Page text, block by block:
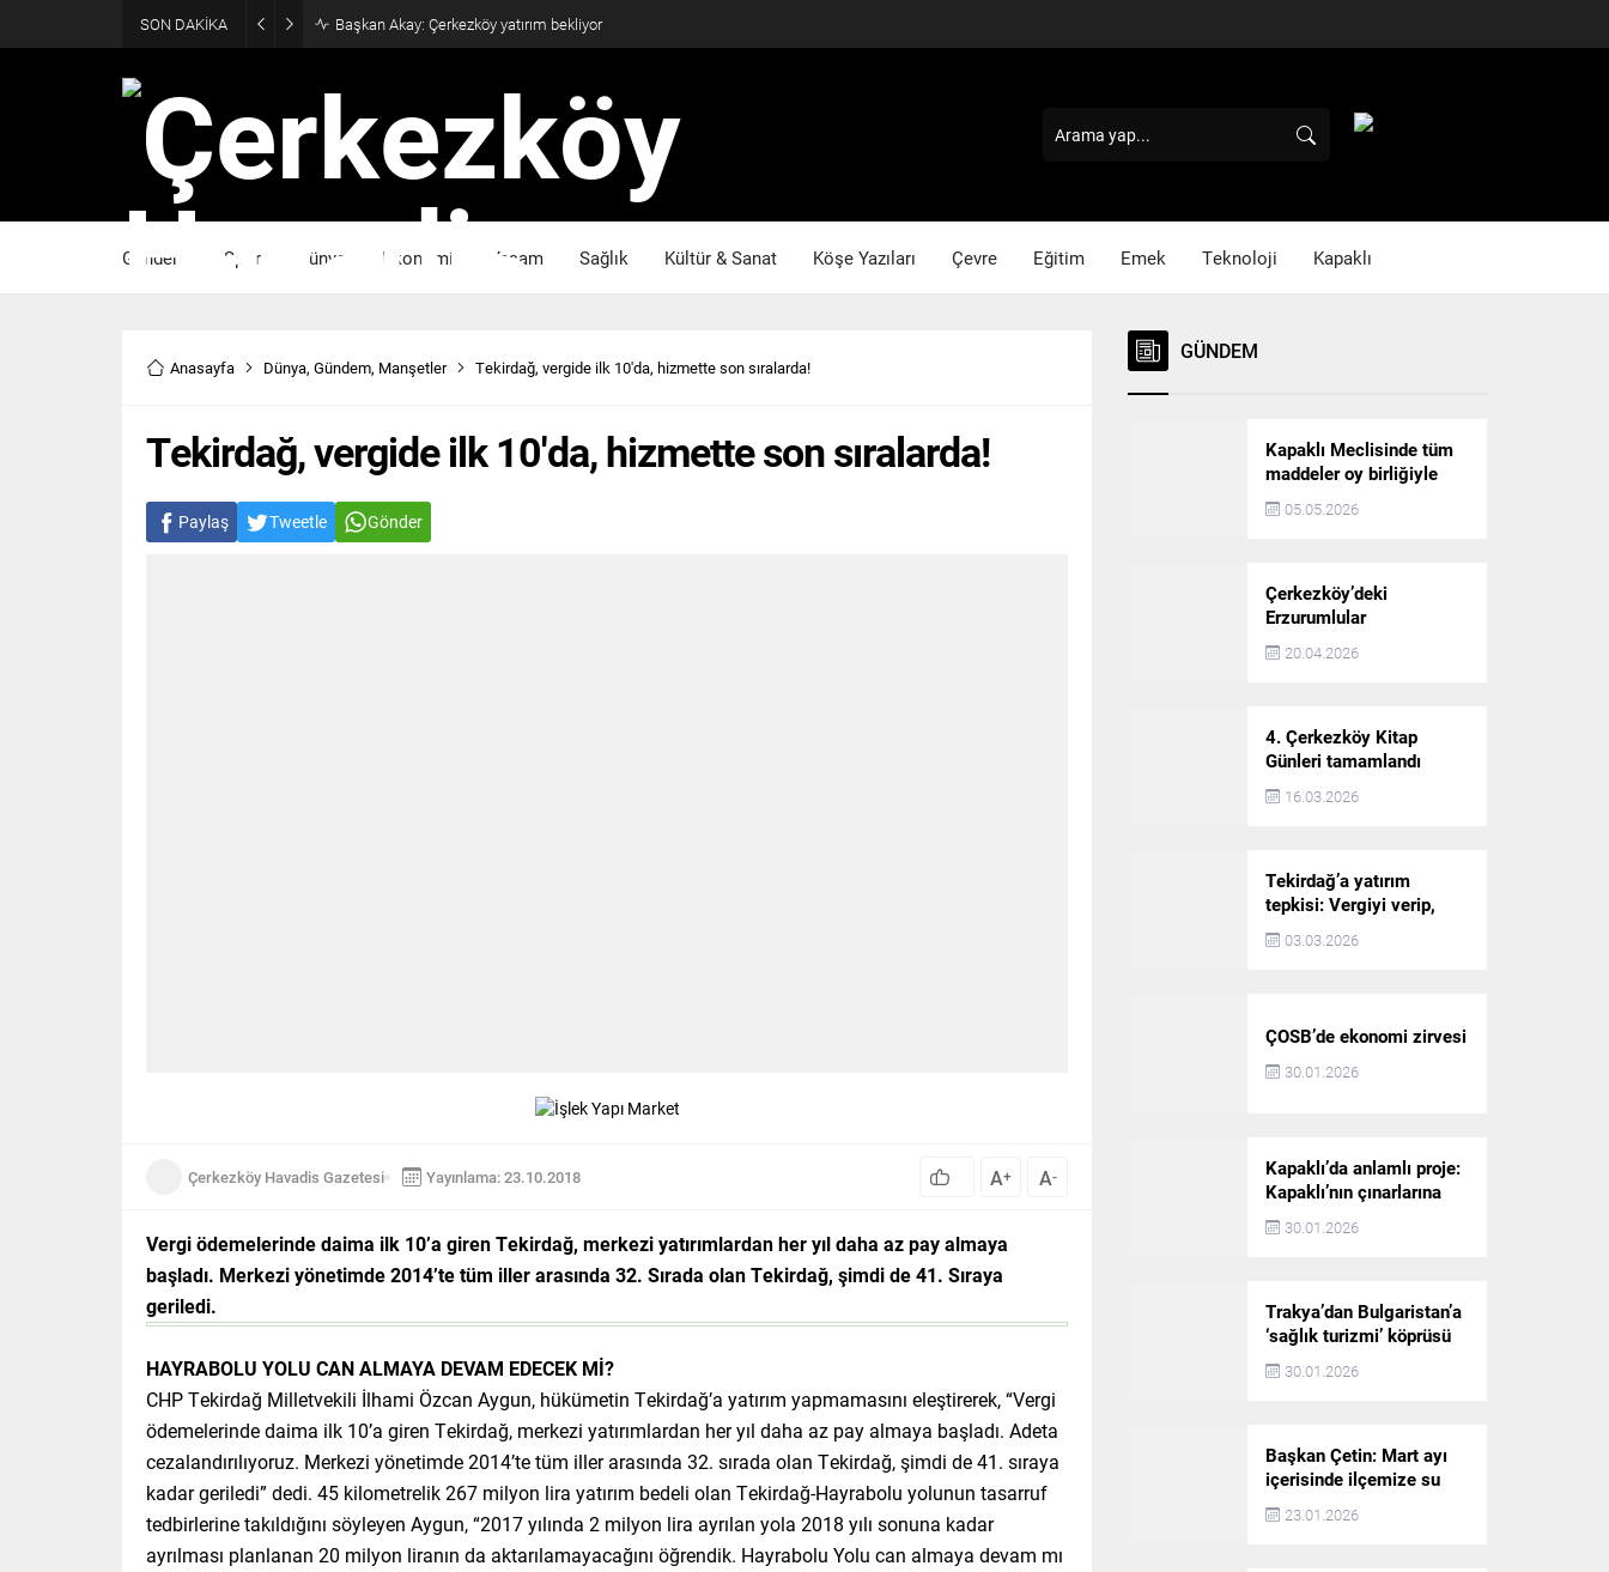
SON DAKİKA Başkan Akay: Çerkezköy yatırım bekliyor
Gündem Spor Dünya Ekonomi Yaşam Sağlık Kültür & Sanat Köşe Yazıları Çevre Eğitim Emek Teknoloji Kapaklı
Anasayfa Dünya, Gündem, Manşetler Tekirdağ, vergide ilk 10'da, hizmette son sıralarda!
Tekirdağ, vergide ilk 10'da, hizmette son sıralarda!
Paylaş Tweetle Gönder
Çerkezköy Havadis Gazetesi Yayınlama: 23.10.2018 A+ A-
Vergi ödemelerinde daima ilk 10’a giren Tekirdağ, merkezi yatırımlardan her yıl daha az pay almaya
başladı. Merkezi yönetimde 2014’te tüm iller arasında 32. Sırada olan Tekirdağ, şimdi de 41. Sıraya
geriledi.
HAYRABOLU YOLU CAN ALMAYA DEVAM EDECEK Mİ?
CHP Tekirdağ Milletvekili İlhami Özcan Aygun, hükümetin Tekirdağ’a yatırım yapmamasını eleştirerek, “Vergi
ödemelerinde daima ilk 10’a giren Tekirdağ, merkezi yatırımlardan her yıl daha az pay almaya başladı. Adeta
cezalandırılıyoruz. Merkezi yönetimde 2014’te tüm iller arasında 32. sırada olan Tekirdağ, şimdi de 41. sıraya
kadar geriledi” dedi. 45 kilometrelik 267 milyon lira yatırım bedeli olan Tekirdağ-Hayrabolu yolunun tasarruf
tedbirlerine takıldığını söyleyen Aygun, “2017 yılında 2 milyon lira ayrılan yola 2018 yılı sonuna kadar
ayrılması planlanan 20 milyon liranın da aktarılamayacağını öğrendik. Hayrabolu Yolu can almaya devam mı
GÜNDEM
Kapaklı Meclisinde tüm
maddeler oy birliğiyle
karara bağlandı
05.05.2026
Çerkezköy’deki
Erzurumlular
şampiyonluğu kutladı
20.04.2026
4. Çerkezköy Kitap
Günleri tamamlandı
16.03.2026
Tekirdağ’a yatırım
tepkisi: Vergiyi verip,
hizmet almayan bir iliz
03.03.2026
ÇOSB’de ekonomi zirvesi
30.01.2026
Kapaklı’da anlamlı proje:
Kapaklı’nın çınarlarına
dijital vefa köprüsü
30.01.2026
Trakya’dan Bulgaristan’a
‘sağlık turizmi’ köprüsü
30.01.2026
Başkan Çetin: Mart ayı
içerisinde ilçemize su
akışı başlatılacak
23.01.2026